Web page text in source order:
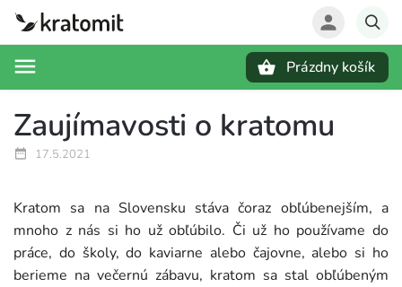
Prázdny košík
Zaujímavosti o kratomu
17.5.2021
Kratom sa na Slovensku stáva čoraz obľúbenejším, a
mnoho z nás si ho už obľúbilo. Či už ho používame do
práce, do školy, do kaviarne alebo čajovne, alebo si ho
berieme na večernú zábavu, kratom sa stal obľúbeným